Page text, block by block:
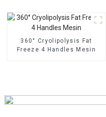
360° Cryolipolysis Fat
Freeze 4 Handles Mesin